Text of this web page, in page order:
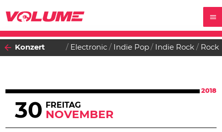
Konzert Electronic Indie Pop Indie Rock Rock
2018
30 FREITAG
NOVEMBER